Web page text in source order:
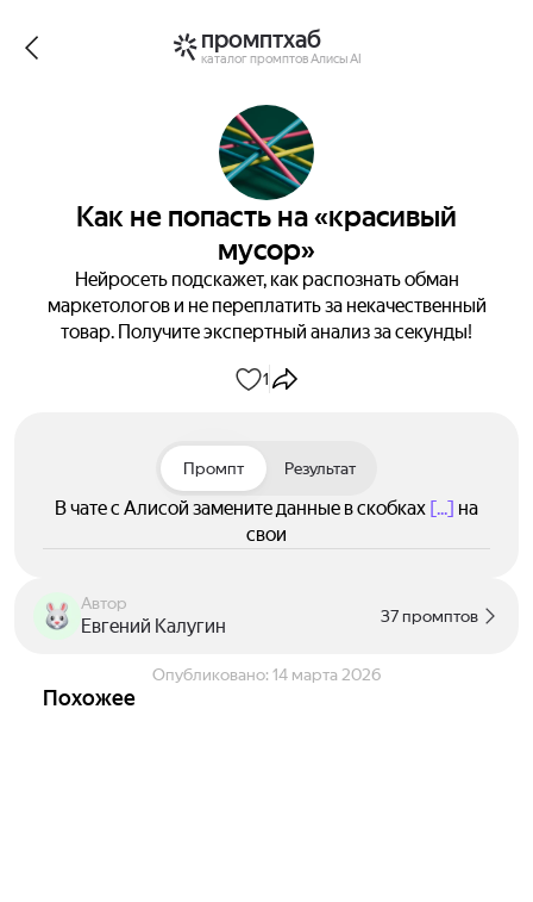
промптхаб
каталог промптов Алисы AI
Как не попасть на «красивый
мусор»
Нейросеть подскажет, как распознать обман
маркетологов и не переплатить за некачественный
товар. Получите экспертный анализ за секунды!
1
Промпт Результат
В чате с Алисой замените данные в скобках [...] на
свои
Автор
Евгений Калугин 37 промптов
Опубликовано: 14 марта 2026
Похожее